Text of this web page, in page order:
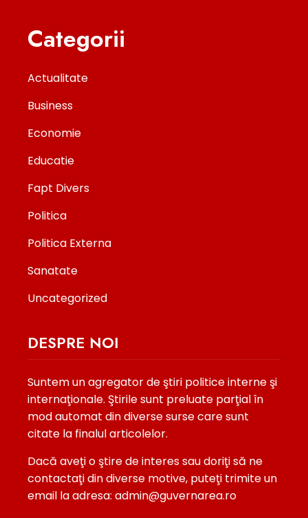
Categorii
Actualitate
Business
Economie
Educatie
Fapt Divers
Politica
Politica Externa
Sanatate
Uncategorized
DESPRE NOI
Suntem un agregator de ştiri politice interne şi
internaţionale. Ştirile sunt preluate parţial în
mod automat din diverse surse care sunt
citate la finalul articolelor.
Dacă aveţi o ştire de interes sau doriţi să ne
contactaţi din diverse motive, puteţi trimite un
email la adresa: admin@guvernarea.ro